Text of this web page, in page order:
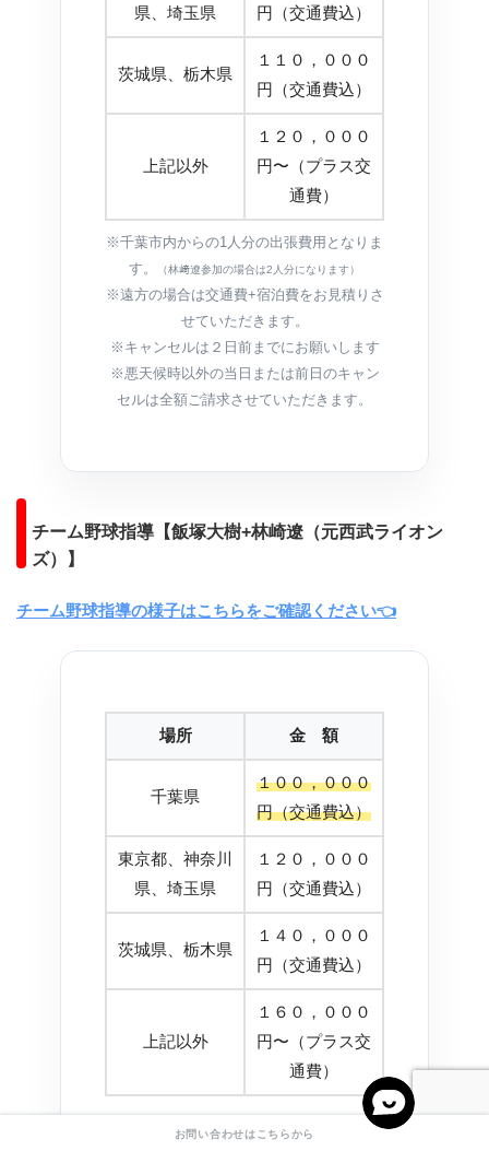
県、埼玉県
円（交通費込）
茨城県、栃木県
１１０，０００
円（交通費込）
上記以外
１２０，０００
円〜（プラス交
通費）
※千葉市内からの1人分の出張費用となりま
す。
（林﨑遼参加の場合は2人分になります）
※遠方の場合は交通費+宿泊費をお見積りさ
せていただきます。
※キャンセルは２日前までにお願いします
※悪天候時以外の当日または前日のキャン
セルは全額ご請求させていただきます。
チーム野球指導【飯塚大樹+林崎遼（元西武ライオン
ズ）】
チーム野球指導の様子はこちらをご確認ください👈
場所 金 額
千葉県
１００，０００
円（交通費込）
東京都、神奈川
県、埼玉県
１２０，０００
円（交通費込）
茨城県、栃木県
１４０，０００
円（交通費込）
上記以外
１６０，０００
円〜（プラス交
通費）
※チームの練習に一緒に参加させていただ
お問い合わせはこちらから